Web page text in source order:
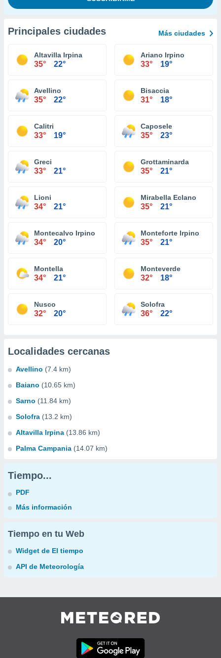
Principales ciudades Más ciudades
Altavilla Irpina
35° 22°
Ariano Irpino
33° 19°
Avellino
35° 22°
Bisaccia
31° 18°
Calitri
33° 19°
Caposele
35° 23°
Greci
33° 21°
Grottaminarda
35° 21°
Lioni
34° 21°
Mirabella Eclano
35° 21°
Montecalvo Irpino
34° 20°
Monteforte Irpino
35° 21°
Montella
34° 21°
Monteverde
32° 18°
Nusco
32° 20°
Solofra
36° 22°
Localidades cercanas
Avellino (7.4 km)
Baiano (10.65 km)
Sarno (11.84 km)
Solofra (13.2 km)
Altavilla Irpina (13.86 km)
Palma Campania (14.07 km)
Tiempo...
PDF
Más información
Tiempo en tu Web
Widget de El tiempo
API de Meteorología